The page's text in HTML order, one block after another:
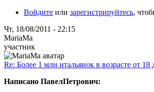
Войдите или зарегистрируйтесь,
Чт, 18/08/2011 - 22:15
MariaMa
участник
Re: Более 1 млн итальянок в возрасте от 18
Написано ПавелПетрович: